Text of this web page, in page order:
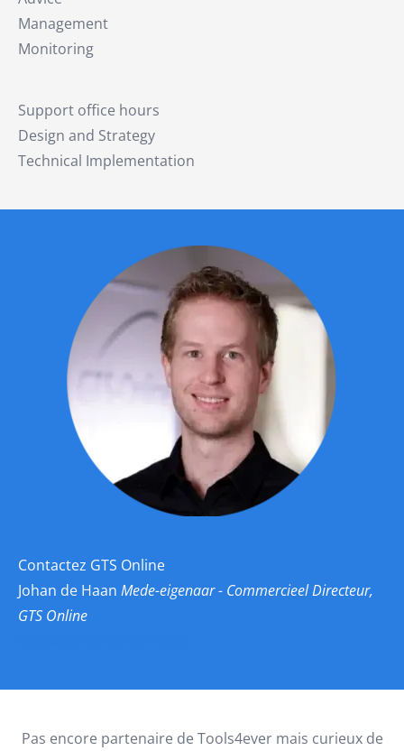
Management
Monitoring
Support office hours
Design and Strategy
Technical Implementation
Contactez GTS Online
Johan de Haan Mede-eigenaar - Commercieel Directeur,
GTS Online
Pas encore partenaire de Tools4ever mais curieux de